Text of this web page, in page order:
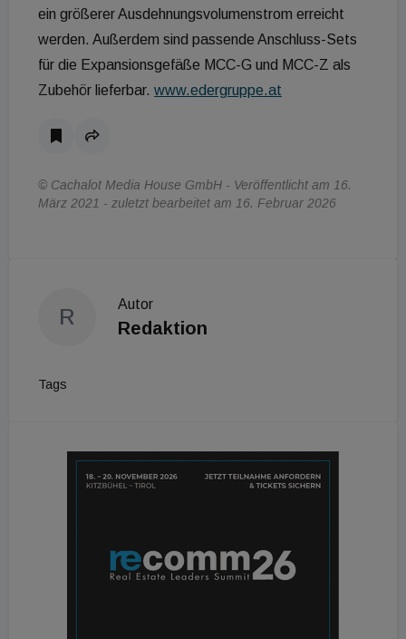
ein größerer Ausdehnungsvolumenstrom erreicht
werden. Außerdem sind passende Anschluss-Sets
für die Expansionsgefäße MCC-G und MCC-Z als
Zubehör lieferbar. www.edergruppe.at
© Cachalot Media House GmbH - Veröffentlicht am 16.
März 2021 - zuletzt bearbeitet am 16. Februar 2026
R
Autor
Redaktion
Tags